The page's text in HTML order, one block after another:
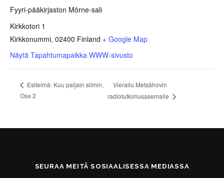
Fyyri-pääkirjaston Mörne-sali
Kirkkotori 1
Kirkkonummi, 02400 Finland + Google Map
Näytä Tapahtumapaikka WWW-sivusto
Esitelmä: Kuu paljain silmin,
Osa 2
Vierailu Metsähovin
radiotutkimusasemalle
SEURAA MEITÄ SOSIAALISESSA MEDIASSA